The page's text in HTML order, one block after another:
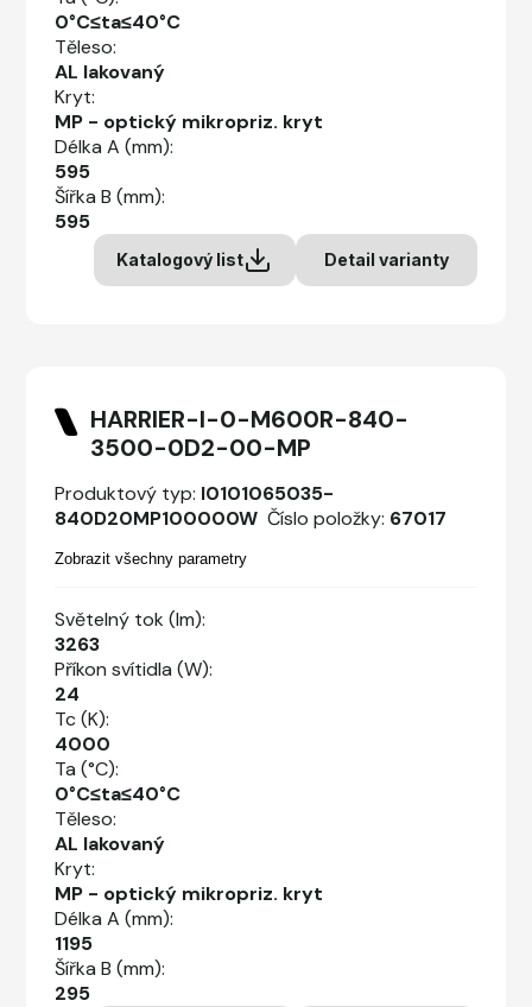
0°C≤ta≤40°C
Těleso:
AL lakovaný
Kryt:
MP - optický mikropriz. kryt
Délka A (mm):
595
Šířka B (mm):
595
Katalogový list Detail varianty
HARRIER-I-0-M600R-840-
3500-0D2-00-MP
Produktový typ: I0101065035-
840D20MP100000W Číslo položky: 67017
Zobrazit všechny parametry
Světelný tok (lm):
3263
Příkon svítidla (W):
24
Tc (K):
4000
Ta (°C):
0°C≤ta≤40°C
Těleso:
AL lakovaný
Kryt:
MP - optický mikropriz. kryt
Délka A (mm):
1195
Šířka B (mm):
295